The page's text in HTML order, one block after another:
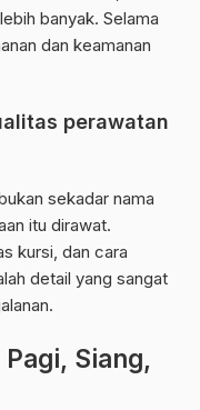
banyak. Selama
dan keamanan
perawatan
sekadar nama
itu dirawat.
kursi, dan cara
detail yang sangat
Siang,